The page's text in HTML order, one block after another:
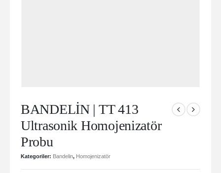
BANDELİN | TT 413
Ultrasonik Homojenizatör
Probu
Kategoriler: Bandelin, Homojenizatör